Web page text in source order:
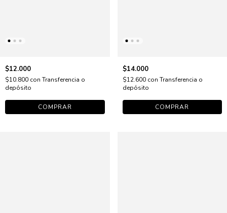
$12.000
$10.800 con Transferencia o
depósito
COMPRAR
$14.000
$12.600 con Transferencia o
depósito
COMPRAR